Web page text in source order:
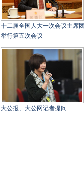
十二届全国人大一次会议主席团
举行第五次会议
大公报、大公网记者提问